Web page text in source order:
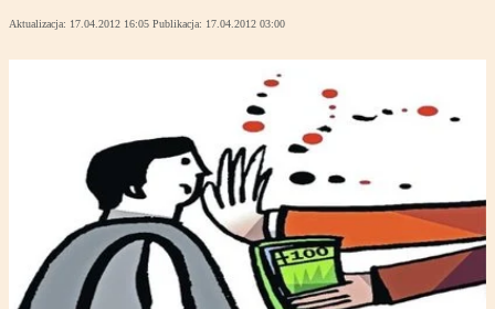
Aktualizacja: 17.04.2012 16:05 Publikacja: 17.04.2012 03:00